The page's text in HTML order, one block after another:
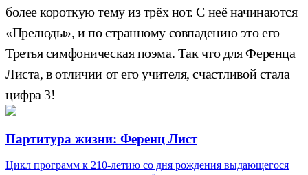
более короткую тему из трёх нот. С неё начинаются
«Прелюды», и по странному совпадению это его
Третья симфоническая поэма. Так что для Ференца
Листа, в отличии от его учителя, счастливой стала
цифра 3!
Партитура жизни: Ференц Лист
Цикл программ к 210-летию со дня рождения выдающегося